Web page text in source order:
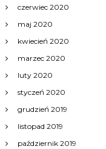
czerwiec 2020
maj 2020
kwiecień 2020
marzec 2020
luty 2020
styczeń 2020
grudzień 2019
listopad 2019
październik 2019